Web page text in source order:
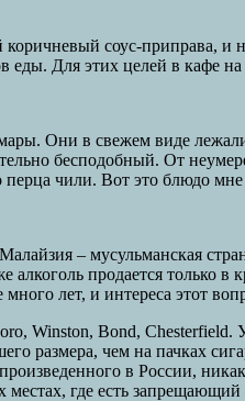
соус-приправа, и
еды. Для этих целей в кафе
Они в свежем виде
бесподобный. От
чили. Вот это блюдо
– мусульманская
продается только
лет, и интереса этот
Winston, Bond,
размера, чем на пачках
в России,
где есть